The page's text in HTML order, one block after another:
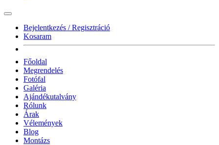
Bejelentkezés / Regisztráció
Kosaram
Főoldal
Megrendelés
Fotófal
Galéria
Ajándékutalvány
Rólunk
Árak
Vélemények
Blog
Montázs